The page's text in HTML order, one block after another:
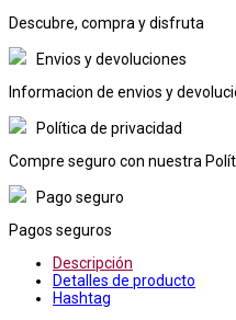
Descubre, compra y disfruta
Envios y devoluciones
Informacion de envios y
Política de privacidad
Compre seguro con nuestra
Pago seguro
Pagos seguros
Descripción
Detalles de producto
Hashtag